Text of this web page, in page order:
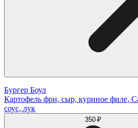
Бургер Боул
Картофель фри, сыр, куриное филе,
соус, лук
350 ₽